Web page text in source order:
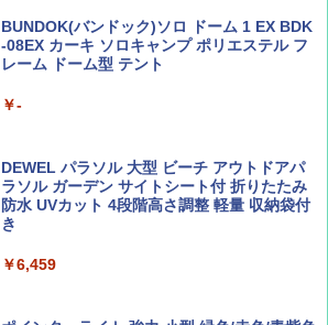
Coyote No.89 特集 星野道夫 夢見る旅
￥1,540
AIRLINE（エアライン）2026年9月号【特
集】ボーイング110周年を祝して！
￥1,760
A26 地球の歩き方 チェコ ポーランド スロヴ
パ
新しい日本地理 地図・統計・移動から読み
解く (講談社現代新書)
￥1,540
テント ワンタッチ RENEW 幅200 2-3人用 43
500002(88859)
広げるだけ パッとサッとテント ブラックコ
ーティング フルクローズ メッシュ 3-4人用
簡単設置 ポップアップテント エクルベージ
ュ(BC仕様) PATC-150B(EB)
￥9,990
BUNDOK(バンドック)ソロ ドーム 1 EX BDK
-08EX カーキ ソロキャンプ ポリエステル フ
レーム ドーム型 テント
￥-
DEWEL パラソル 大型 ビーチ アウトドアパ
ラソル ガーデン サイトシート付 折りたたみ
防水 UVカット 4段階高さ調整 軽量 収納袋付
き
￥6,459